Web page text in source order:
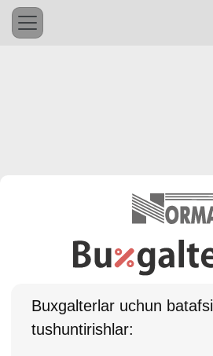
Buхgalterlar uchun batafsil
tushuntirishlar: